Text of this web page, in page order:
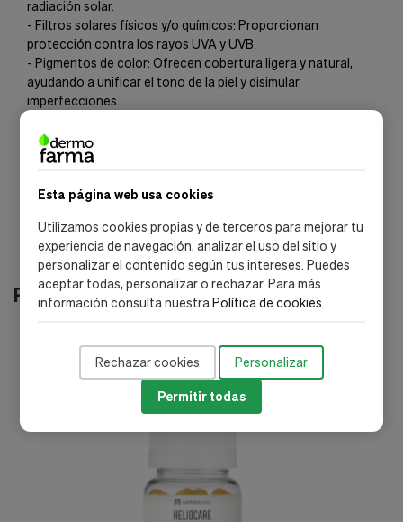
Esta página web usa cookies
Utilizamos cookies propias y de terceros para mejorar tu
experiencia de navegación, analizar el uso del sitio y
personalizar el contenido según tus intereses. Puedes
aceptar todas, personalizar o rechazar. Para más
información consulta nuestraPolítica de cookies.
Rechazar cookies Personalizar
Permitir todas
radiación solar.
- Filtros solares físicos y/o químicos: Proporcionan
protección contra los rayos UVA y UVB.
- Pigmentos de color: Ofrecen cobertura ligera y natural,
ayudando a unificar el tono de la piel y disimular
imperfecciones.
Es importante revisar la etiqueta del producto específico
para obtener información detallada sobre los ingredientes y
Productos relacionados